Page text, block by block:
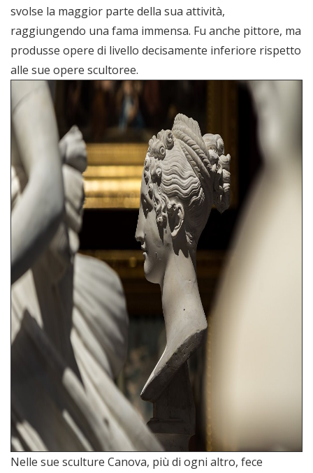
svolse la maggior parte della sua attività,
raggiungendo una fama immensa. Fu anche pittore, ma
produsse opere di livello decisamente inferiore rispetto
alle sue opere scultoree.
Nelle sue sculture Canova, più di ogni altro, fece